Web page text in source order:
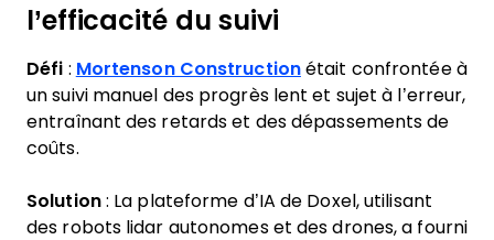
l’efficacité du suivi
Défi : Mortenson Constructionétait confrontée à
un suivi manuel des progrès lent et sujet à l’erreur,
entraînant des retards et des dépassements de
coûts.
Solution: La plateforme d’IA de Doxel, utilisant
des robots lidar autonomes et des drones, a fourni